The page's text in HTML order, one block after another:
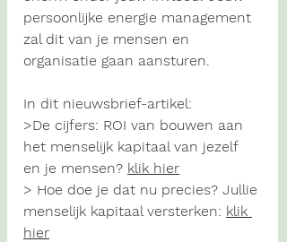
persoonlijke energie management
zal dit van je mensen en
organisatie gaan aansturen.
In dit nieuwsbrief-artikel:
>De cijfers: ROI van bouwen aan
het menselijk kapitaal van jezelf
en je mensen? klik hier
> Hoe doe je dat nu precies? Jullie
menselijk kapitaal versterken: klik
hier